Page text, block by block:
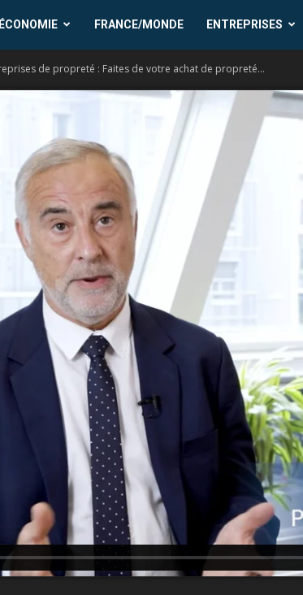
ÉCONOMIE FRANCE/MONDE ENTREPRISES
de propreté : Faites de votre achat de propreté...